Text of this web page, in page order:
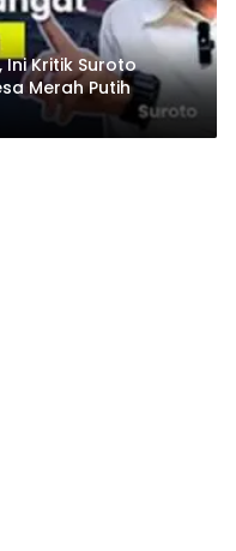
Ini Kritik Suroto
Merah Putih